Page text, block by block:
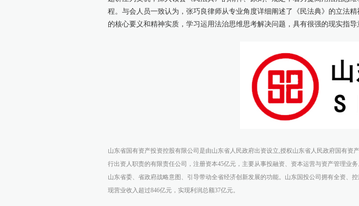
程。与会人员一致认为，张巧良律师从专业角度详细阐述了《民法典》的立法
的核心要义和精神实质，学习运用法治思维思考解决问题，具有很强的现实指导
山东省国有资产投资控股有限公司是由山东省人民政府出资设立,授权山东省人民政府国有
行出资人职责的有限责任公司，注册资本45亿元，主要从事投融资、资本运营与资产管理业
山东省委、省政府战略意图、引导带动全省经济创新发展的功能。山东国投公司拥有全资、
现营业收入超过846亿元，实现利润总额37亿元。